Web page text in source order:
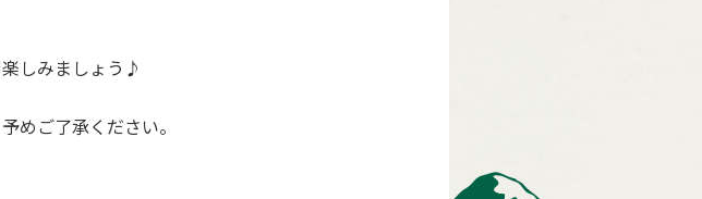
しみましょう♪
めご了承ください。